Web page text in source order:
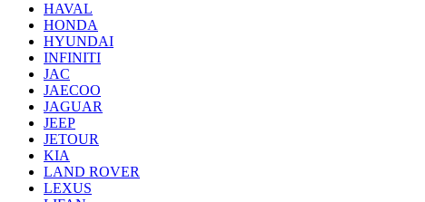
HAVAL
HONDA
HYUNDAI
INFINITI
JAC
JAECOO
JAGUAR
JEEP
JETOUR
KIA
LAND ROVER
LEXUS